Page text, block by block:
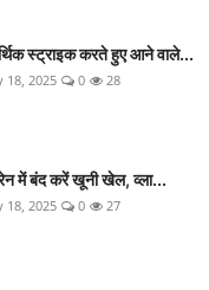
स्ट्राइक करते हुए आने वाले...
18, 2025 0 28
में बंद करें खूनी खेल, व्ला...
18, 2025 0 27